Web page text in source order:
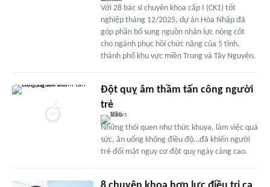
Với 28 bác sĩ chuyên khoa cấp I (CK1) tốt
nghiệp tháng 12/2025, dự án Hòa Nhập đã
góp phần bổ sung nguồn nhân lực nòng cốt
cho ngành phục hồi chức năng của 5 tỉnh,
thành phố khu vực miền Trung và Tây Nguyên.
Đột quỵ âm thầm tấn công người
trẻ
Những thói quen như thức khuya, làm việc quá
sức, ăn uống không điều độ…đã khiến người
trẻ đối mặt nguy cơ đột quỵ ngày càng cao.